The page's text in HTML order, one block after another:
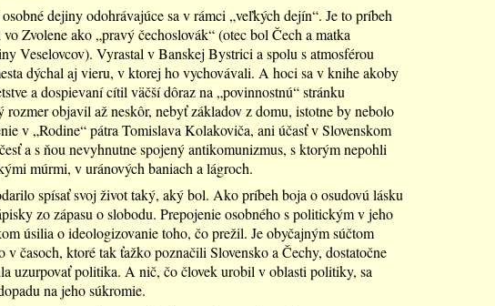
dejiny odohrávajúce sa v rámci „veľkých dejín“. Je to príbeh
Zvolene ako „pravý čechoslovák“ (otec bol Čech a matka
Veselovcov). Vyrastal v Banskej Bystrici a spolu s atmosférou
dýchal aj vieru, v ktorej ho vychovávali. A hoci sa v knihe akoby
a dospievaní cítil väčší dôraz na „povinnostnú“ stránku
objavil až neskôr, nebyť základov z domu, istotne by nebolo
v „Rodine“ pátra Tomislava Kolakoviča, ani účasť v Slovenskom
a s ňou nevyhnutne spojený antikomunizmus, s ktorým nepohli
múrmi, v uránových baniach a lágroch.
spísať svoj život taký, aký bol. Ako príbeh boja o osudovú lásku
zo zápasu o slobodu. Prepojenie osobného s politickým v jeho
úsilia o ideologizovanie toho, čo prežil. Je obyčajným súčtom
časoch, ktoré tak ťažko poznačili Slovensko a Čechy, dostatočne
uzurpovať politika. A nič, čo človek urobil v oblasti politiky, sa
na jeho súkromie.